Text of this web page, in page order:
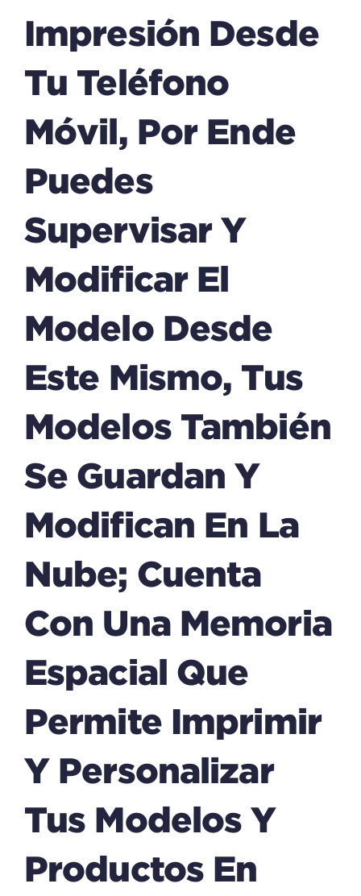
Impresión Desde
Tu Teléfono
Móvil, Por Ende
Puedes
Supervisar Y
Modificar El
Modelo Desde
Este Mismo, Tus
Modelos También
Se Guardan Y
Modifican En La
Nube; Cuenta
Con Una Memoria
Espacial Que
Permite Imprimir
Y Personalizar
Tus Modelos Y
Productos En